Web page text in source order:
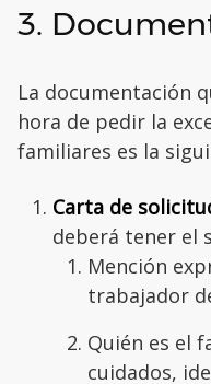
3.
La documentación
hora de pedir la
familiares es la
Carta de
deberá tener el
Mención
trabajador
Quién es el
cuidados,